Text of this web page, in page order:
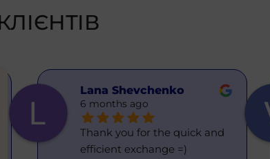
Lana Shevchenko
6 months ago
Thank you for the quick and
efficient exchange =)